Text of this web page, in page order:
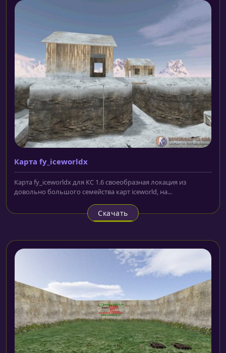
Карта fy_iceworldx
Карта fy_iceworldx для КС 1.6 своеобразная локация из
довольно большого семейства карт iceworld, на...
Скачать